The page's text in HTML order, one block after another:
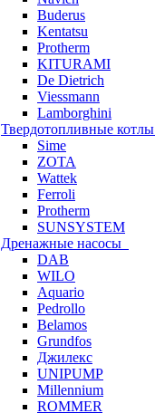
Buderus
Kentatsu
Protherm
KITURAMI
De Dietrich
Viessmann
Lamborghini
Твердотопливные котлы
Sime
ZOTA
Wattek
Ferroli
Protherm
SUNSYSTEM
Дренажные насосы
DAB
WILO
Aquario
Pedrollo
Belamos
Grundfos
Джилекс
UNIPUMP
Millennium
ROMMER